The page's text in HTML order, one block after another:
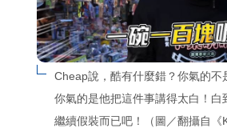
Cheap說，酷有什麼錯？你氣的不
你氣的是他把這件事講得太白！白
繼續假裝而已吧！（圖／翻攝自《